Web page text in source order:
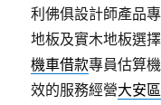
利佛俱設計師產品
地板及實木地板選
機車借款專員估算
效的服務經營大安